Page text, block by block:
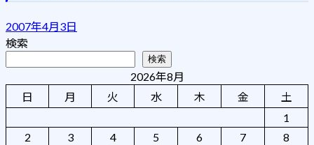
2007年4月3日
検索
検索
2026年8月
日
月 火 水 木 金
土
1
2
3 4 5 6 7
8